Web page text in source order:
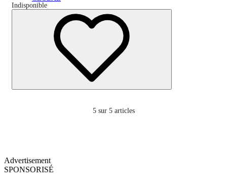
Indisponible
5 sur 5 articles
Advertisement
SPONSORISÉ